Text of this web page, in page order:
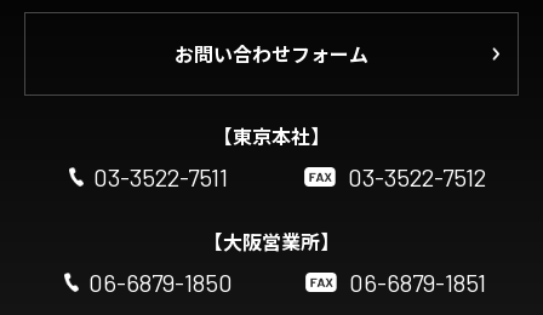
お問い合わせフォーム
【東京本社】
03-3522-7511
03-3522-7512
【大阪営業所】
06-6879-1850
06-6879-1851